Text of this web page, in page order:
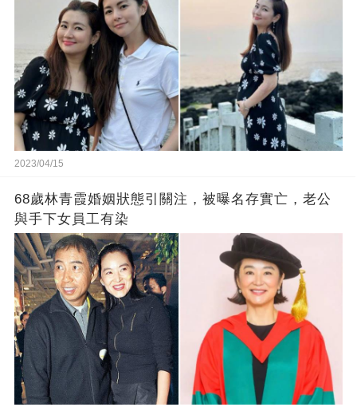
2023/04/15
68歲林青霞婚姻狀態引關注，被曝名存實亡，老公
與手下女員工有染